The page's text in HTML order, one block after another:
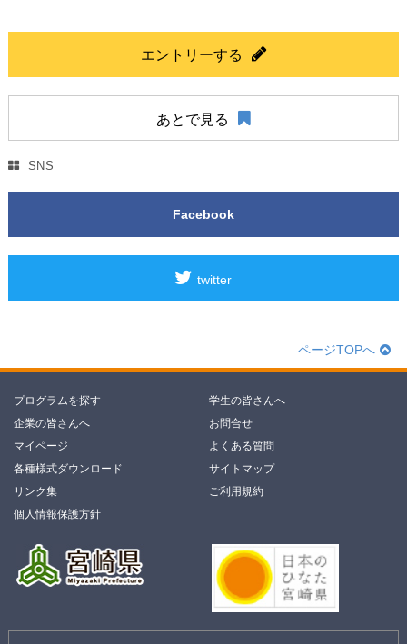
エントリーする
あとで見る
SNS
Facebook
twitter
ページTOPへ
プログラムを探す
学生の皆さんへ
企業の皆さんへ
お問合せ
マイページ
よくある質問
各種様式ダウンロード
サイトマップ
リンク集
ご利用規約
個人情報保護方針